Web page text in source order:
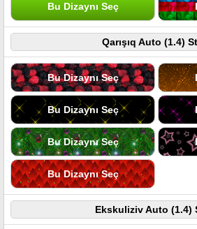
Bu Dizaynı Seç
Qarışıq Auto (1.4)
Bu Dizaynı Seç
Bu Dizaynı Seç
Bu Dizaynı Seç
Bu Dizaynı Seç
Ekskuliziv Auto (1.4)